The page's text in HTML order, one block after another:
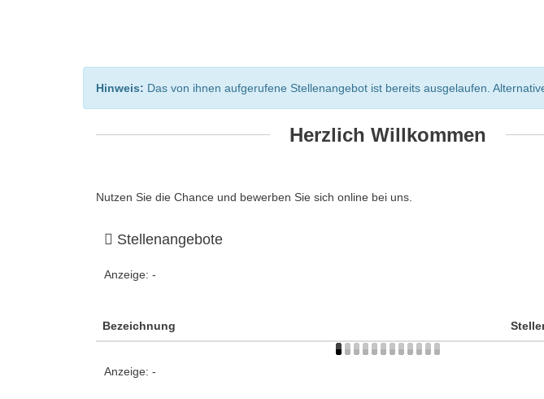
Hinweis: Das von ihnen aufgerufene Stellenangebot ist bereits ausgelaufen.
Herzlich Willkommen
Nutzen Sie die Chance und bewerben Sie sich online bei uns.
Stellenangebote
Anzeige: -
Bezeichnung
Anzeige: -